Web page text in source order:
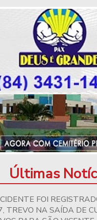
Últimas
FOI
TREVO NA SAÍDA DE